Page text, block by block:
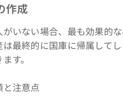
作成
いない場合、最も効果的
は最終的に国庫に帰属して
す。
注意点